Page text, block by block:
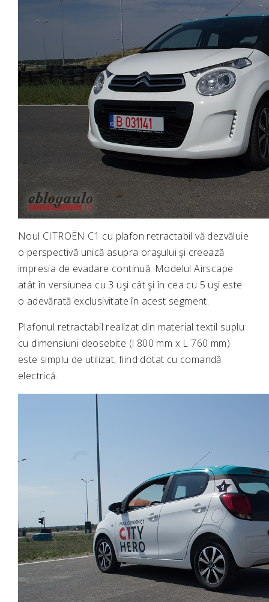
Noul CITROËN C1 cu plafon retractabil vă dezvăluie
o perspectivă unică asupra oraşului şi creează
impresia de evadare continuă. Modelul Airscape
atât în versiunea cu 3 uşi cât şi în cea cu 5 uşi este
o adevărată exclusivitate în acest segment.
Plafonul retractabil realizat din material textil suplu
cu dimensiuni deosebite (l 800 mm x L 760 mm)
este simplu de utilizat, fiind dotat cu comandă
electrică.